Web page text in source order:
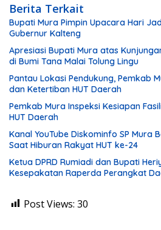
Berita Terkait
Bupati Mura Pimpin Upacara Hari
Gubernur Kalteng
Apresiasi Bupati Mura atas
di Bumi Tana Malai Tolung Lingu
Pantau Lokasi Pendukung, Pemkab
dan Ketertiban HUT Daerah
Pemkab Mura Inspeksi Kesiapan
HUT Daerah
Kanal YouTube Diskominfo SP Mura
Saat Hiburan Rakyat HUT ke-24
Ketua DPRD Rumiadi dan Bupati
Kesepakatan Raperda Perangkat
Post Views: 30